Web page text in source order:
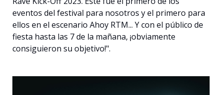
eventos del festival para nosotros y el primero para
ellos en el escenario Ahoy RTM... Y con el público de
fiesta hasta las 7 de la mañana, ¡obviamente
consiguieron su objetivo!".